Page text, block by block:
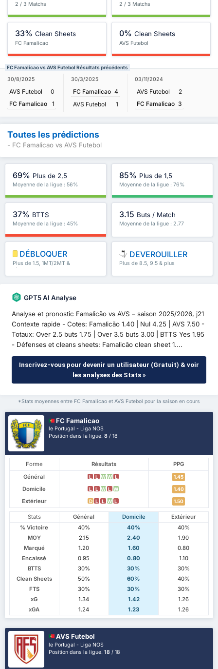
2 / 3 Matchs 2 / 3 Matchs
33% Clean Sheets
FC Famalicao
0% Clean Sheets
AVS Futebol
FC Famalicao vs AVS Futebol Résultats précédents
30/8/2025
AVS Futebol
0
FC Famalicao
1
30/3/2025
FC Famalicao 4
AVS Futebol
1
03/11/2024
AVS Futebol
2
FC Famalicao 3
Toutes les prédictions
- FC Famalicao vs AVS Futebol
69% Plus de 2,5
Moyenne de la ligue : 56%
85% Plus de 1,5
Moyenne de la ligue : 76%
37% BTTS
Moyenne de la ligue : 45%
3.15 Buts / Match
Moyenne de la ligue : 2.77
DÉBLOQUER
Plus de 1.5, 1MT/2MT &
plus
DEVEROUILLER
Plus de 8.5, 9.5 & plus
GPT5 AI Analyse
Analyse et pronostic Famalicão vs AVS – saison 2025/2026, j21
Contexte rapide - Cotes: Famalicão 1.40 | Nul 4.25 | AVS 7.50 -
Totaux: Over 2.5 buts 1.75 | Over 3.5 buts 3.00 | BTTS Yes 1.95
- Défenses et cleans sheets: Famalicão clean sheet 1....
Inscrivez-vous pour devenir un utilisateur (Gratuit) & voir
les analyses des Stats »
*Stats moyennes entre FC Famalicao et AVS Futebol pour la saison en cours
FC Famalicao
le Portugal - Liga NOS
Position dans la ligue.8 / 18
Forme Résultats
PPG
Général
L L W W L 1.45
Domicile L L W L W 1.40
Extérieur D L L W L 1.50
Stats Général Domicile
Extérieur
% Victoire
40% 40%
40%
MOY
2.15 2.40
1.90
Marqué
1.20 1.60
0.80
Encaissé
0.95 0.80
1.10
BTTS
30% 30%
30%
Clean Sheets
50% 60%
40%
FTS
30% 30%
30%
xG
1.34 1.42
1.26
xGA
1.24 1.23 1.26
AVS Futebol
le Portugal - Liga NOS
Position dans la ligue.18 / 18